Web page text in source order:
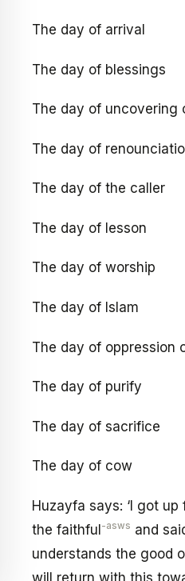
The day of arrival
The day of blessings
The day of uncovering
The day of
The day of the caller
The day of lesson
The day of worship
The day of Islam
The day of oppression
The day of purify
The day of sacrifice
The day of cow
Huzayfa says: ‘I got
the faithful-asws and
understands the good
will return with this